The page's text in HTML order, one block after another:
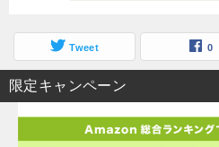
Tweet 0
限定キャンペーン